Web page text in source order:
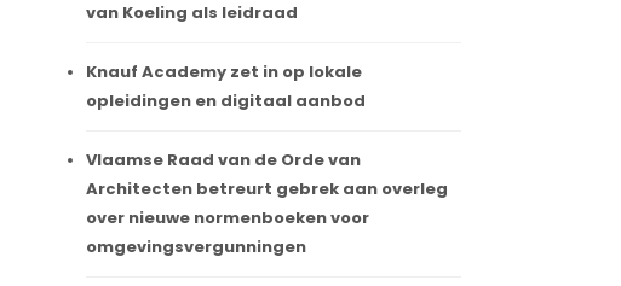
van Koeling als leidraad
Knauf Academy zet in op lokale
opleidingen en digitaal aanbod
Vlaamse Raad van de Orde van
Architecten betreurt gebrek aan overleg
over nieuwe normenboeken voor
omgevingsvergunningen